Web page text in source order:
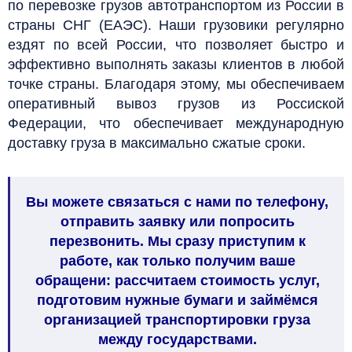
по перевозке грузов автотранспортом из России в
страны СНГ (ЕАЭС). Наши грузовики регулярно
ездят по всей России, что позволяет быстро и
эффективно выполнять заказы клиентов в любой
точке страны. Благодаря этому, мы обеспечиваем
оперативный вывоз грузов из Россиской
Федерации, что обеспечивает международную
доставку груза в максимально сжатые сроки.
Вы можете связаться с нами по телефону,
отправить заявку или попросить
перезвонить. Мы сразу приступим к
работе, как только получим ваше
обращени: рассчитаем стоимость услуг,
подготовим нужные бумаги и займёмся
организацией транспортировки груза
между государствами.